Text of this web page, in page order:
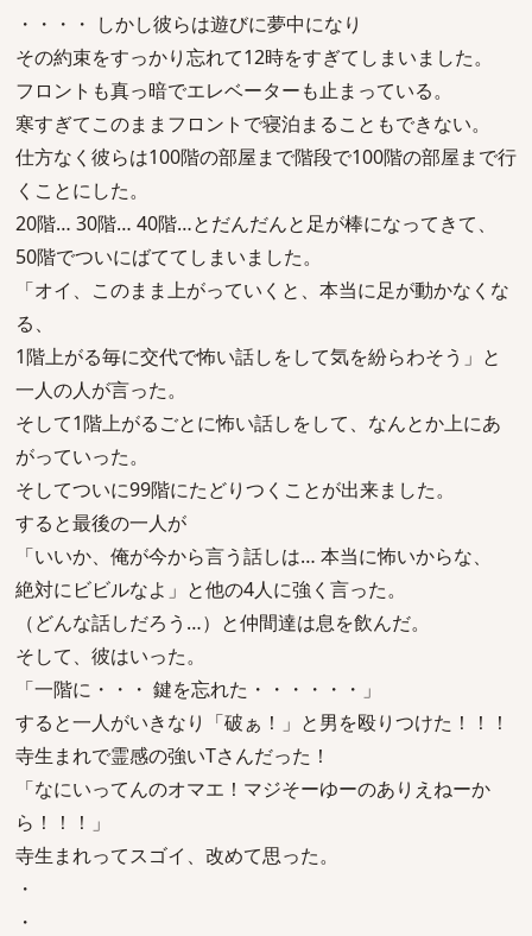
・・・・ しかし彼らは遊びに夢中になり
その約束をすっかり忘れて12時をすぎてしまいました。
フロントも真っ暗でエレベーターも止まっている。
寒すぎてこのままフロントで寝泊まることもできない。
仕方なく彼らは100階の部屋まで階段で100階の部屋まで行
くことにした。
20階… 30階… 40階…とだんだんと足が棒になってきて、
50階でついにばててしまいました。
「オイ、このまま上がっていくと、本当に足が動かなくな
る、
1階上がる毎に交代で怖い話しをして気を紛らわそう」と
一人の人が言った。
そして1階上がるごとに怖い話しをして、なんとか上にあ
がっていった。
そしてついに99階にたどりつくことが出来ました。
すると最後の一人が
「いいか、俺が今から言う話しは… 本当に怖いからな、
絶対にビビルなよ」と他の4人に強く言った。
（どんな話しだろう…）と仲間達は息を飲んだ。
そして、彼はいった。
「一階に・・・ 鍵を忘れた・・・・・・」
すると一人がいきなり「破ぁ！」と男を殴りつけた！！！
寺生まれで霊感の強いTさんだった！
「なにいってんのオマエ！マジそーゆーのありえねーか
ら！！！」
寺生まれってスゴイ、改めて思った。
・
・